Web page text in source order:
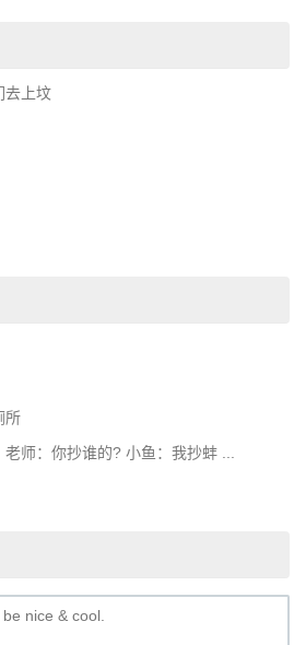
去上坟
所
师：你抄谁的? 小鱼：我抄蚌 ...